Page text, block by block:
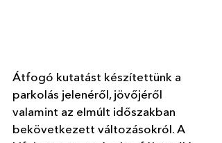
Átfogó kutatást készítettünk a
parkolás jelenéről, jövőjéről
valamint az elmúlt időszakban
bekövetkezett változásokról. A